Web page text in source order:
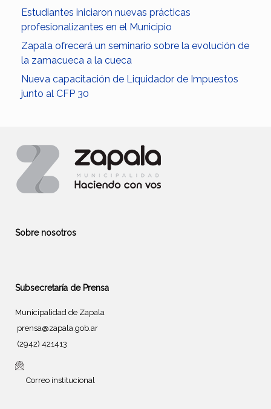
Estudiantes iniciaron nuevas prácticas
profesionalizantes en el Municipio
Zapala ofrecerá un seminario sobre la evolución de
la zamacueca a la cueca
Nueva capacitación de Liquidador de Impuestos
junto al CFP 30
Sobre nosotros
Subsecretaría de Prensa
Municipalidad de Zapala
prensa@zapala.gob.ar
(2942) 421413
Correo institucional